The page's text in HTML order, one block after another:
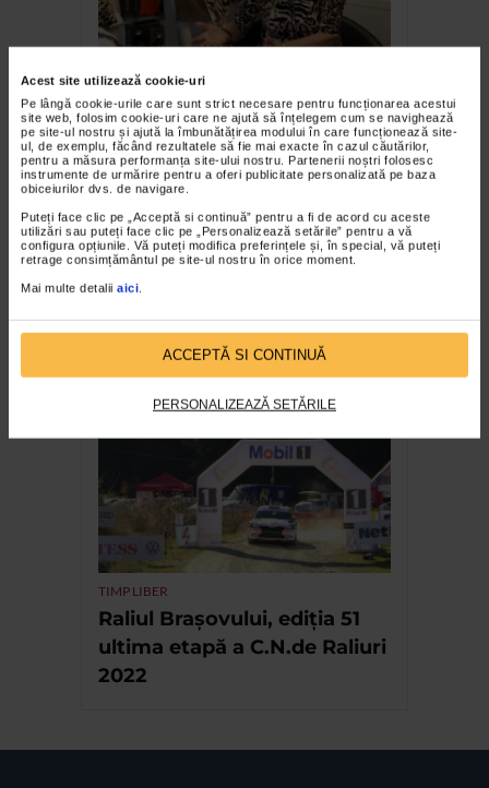
Acest site utilizează cookie-uri
Pe lângă cookie-urile care sunt strict necesare pentru funcționarea acestui
site web, folosim cookie-uri care ne ajută să înțelegem cum se navighează
pe site-ul nostru și ajută la îmbunătățirea modului în care funcționează site-
ul, de exemplu, făcând rezultatele să fie mai exacte în cazul căutărilor,
pentru a măsura performanța site-ului nostru. Partenerii noștri folosesc
instrumente de urmărire pentru a oferi publicitate personalizată pe baza
obiceiurilor dvs. de navigare.
Puteți face clic pe „Acceptă si continuă” pentru a fi de acord cu aceste
utilizări sau puteți face clic pe „Personalizează setările” pentru a vă
configura opțiunile. Vă puteți modifica preferințele și, în special, vă puteți
retrage consimțământul pe site-ul nostru în orice moment.
Mai multe detalii aici
ACCEPTĂ SI CONTINUĂ
PERSONALIZEAZĂ SETĂRILE
Ellis – O modă pentru o viață
13 ani de festival LFDC cu
sprijinul Catena
TIMP LIBER
Raliul Brașovului, ediția 51
ultima etapă a C.N.de Raliuri
2022